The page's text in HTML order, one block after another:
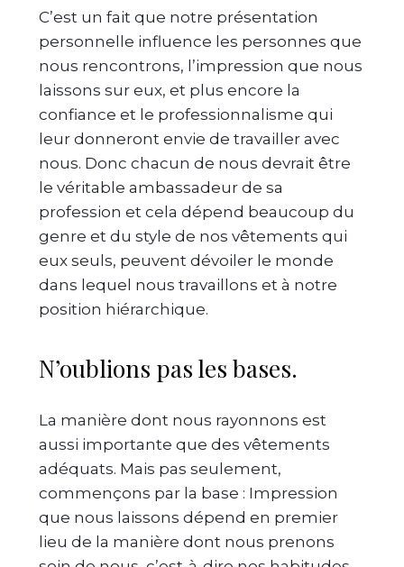
C’est un fait que notre présentation
personnelle influence les personnes que
nous rencontrons, l’impression que nous
laissons sur eux, et plus encore la
confiance et le professionnalisme qui
leur donneront envie de travailler avec
nous. Donc chacun de nous devrait être
le véritable ambassadeur de sa
profession et cela dépend beaucoup du
genre et du style de nos vêtements qui
eux seuls, peuvent dévoiler le monde
dans lequel nous travaillons et à notre
position hiérarchique.
N’oublions pas les bases.
La manière dont nous rayonnons est
aussi importante que des vêtements
adéquats. Mais pas seulement,
commençons par la base : Impression
que nous laissons dépend en premier
lieu de la manière dont nous prenons